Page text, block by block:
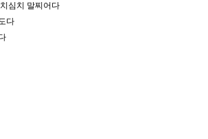
심치 말찌어다
다